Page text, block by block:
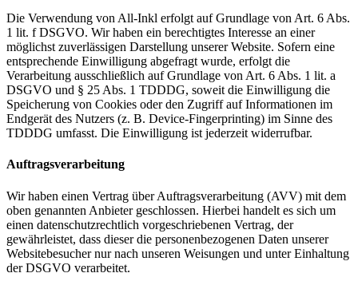
Die Verwendung von All-Inkl erfolgt auf Grundlage von Art. 6 Abs.
1 lit. f DSGVO. Wir haben ein berechtigtes Interesse an einer
möglichst zuverlässigen Darstellung unserer Website. Sofern eine
entsprechende Einwilligung abgefragt wurde, erfolgt die
Verarbeitung ausschließlich auf Grundlage von Art. 6 Abs. 1 lit. a
DSGVO und § 25 Abs. 1 TDDDG, soweit die Einwilligung die
Speicherung von Cookies oder den Zugriff auf Informationen im
Endgerät des Nutzers (z. B. Device-Fingerprinting) im Sinne des
TDDDG umfasst. Die Einwilligung ist jederzeit widerrufbar.
Auftragsverarbeitung
Wir haben einen Vertrag über Auftragsverarbeitung (AVV) mit dem
oben genannten Anbieter geschlossen. Hierbei handelt es sich um
einen datenschutzrechtlich vorgeschriebenen Vertrag, der
gewährleistet, dass dieser die personenbezogenen Daten unserer
Websitebesucher nur nach unseren Weisungen und unter Einhaltung
der DSGVO verarbeitet.